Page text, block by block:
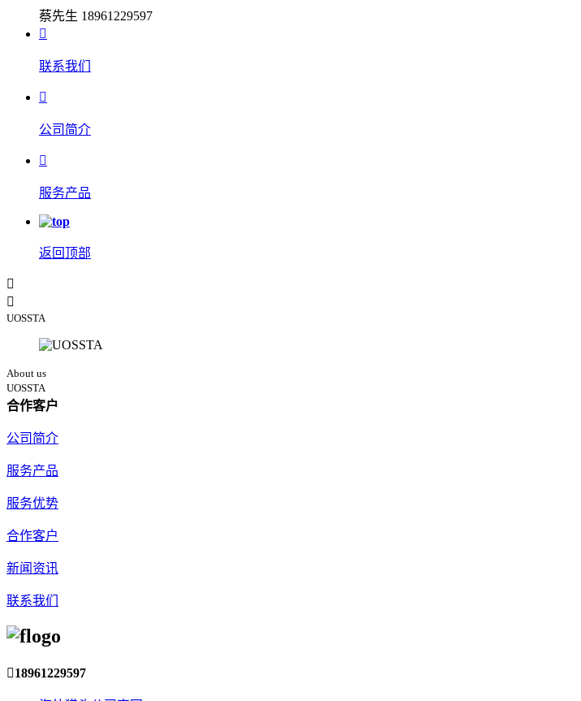
蔡先生 18961229597

联系我们

公司简介

服务产品
返回顶部


UOSSTA
About us
UOSSTA
合作客户
公司简介
服务产品
服务优势
合作客户
新闻资讯
联系我们
18961229597